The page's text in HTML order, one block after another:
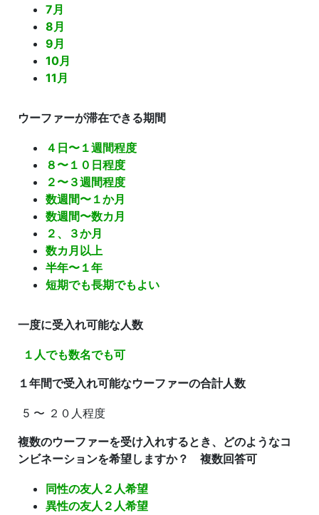
7月
8月
9月
10月
11月
ウーファーが滞在できる期間
４日〜１週間程度
８〜１０日程度
２〜３週間程度
数週間〜１か月
数週間〜数カ月
２、３か月
数カ月以上
半年〜１年
短期でも長期でもよい
一度に受入れ可能な人数
１人でも数名でも可
１年間で受入れ可能なウーファーの合計人数
5 〜 ２０人程度
複数のウーファーを受け入れするとき、どのようなコ
ンビネーションを希望しますか？ 複数回答可
同性の友人２人希望
異性の友人２人希望